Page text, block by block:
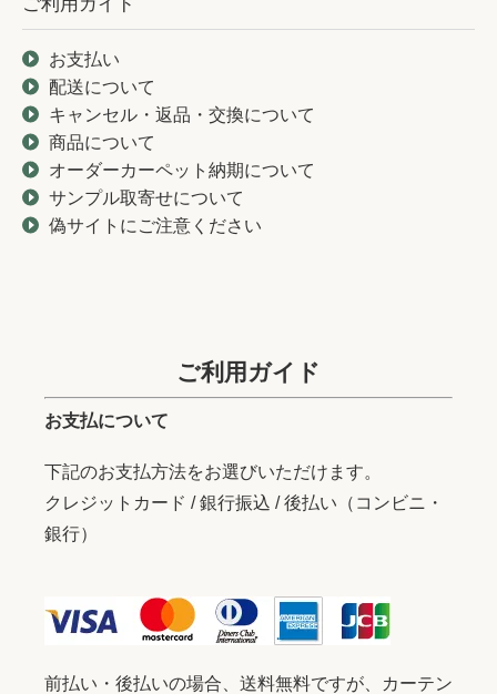
お支払い
配送について
キャンセル・返品・交換について
商品について
オーダーカーペット納期について
サンプル取寄せについて
偽サイトにご注意ください
ご利用ガイド
お支払について
下記のお支払方法をお選びいただけます。
クレジットカード / 銀行振込 / 後払い（コンビニ・
銀行）
前払い・後払いの場合、送料無料ですが、カーテン